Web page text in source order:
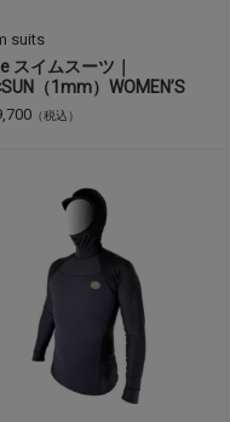
suits
スイムスーツ｜
（1mm）WOMEN’S
（税込）